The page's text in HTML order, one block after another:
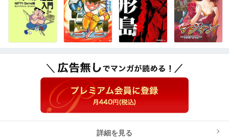
詳細を見る